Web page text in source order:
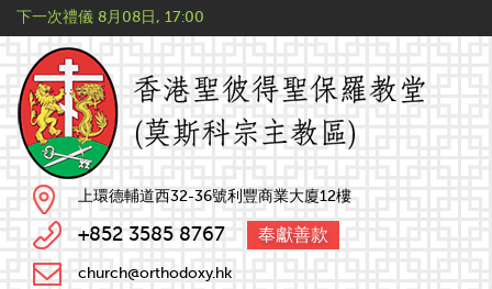
下一次禮儀 8月08日, 17:00
上環德輔道西32-36號利豐商業大廈12樓
+852 3585 8767 奉獻善款
church@orthodoxy.hk